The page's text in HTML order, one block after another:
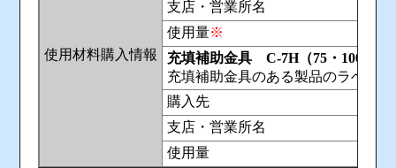
使用材料購入情報
支店・営業所名
使用量※
充填補助金具 C-7H（75・100・
充填補助金具のある製品のラベル
購入先
支店・営業所名
使用量